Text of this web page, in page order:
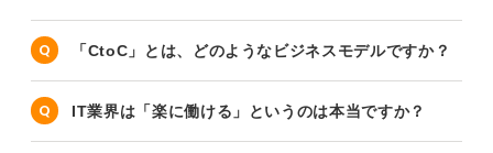
「CtoC」とは、どのようなビジネスモデルですか？
IT業界は「楽に働ける」というのは本当ですか？